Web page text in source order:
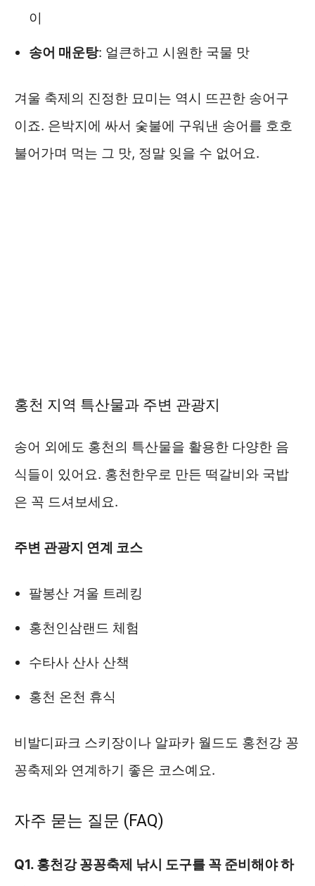
이
송어 매운탕: 얼큰하고 시원한 국물 맛
겨울 축제의 진정한 묘미는 역시 뜨끈한 송어구
이죠. 은박지에 싸서 숯불에 구워낸 송어를 호호
불어가며 먹는 그 맛, 정말 잊을 수 없어요.
홍천 지역 특산물과 주변 관광지
송어 외에도 홍천의 특산물을 활용한 다양한 음
식들이 있어요. 홍천한우로 만든 떡갈비와 국밥
은 꼭 드셔보세요.
주변 관광지 연계 코스
팔봉산 겨울 트레킹
홍천인삼랜드 체험
수타사 산사 산책
홍천 온천 휴식
비발디파크 스키장이나 알파카 월드도 홍천강 꽁
꽁축제와 연계하기 좋은 코스예요.
자주 묻는 질문 (FAQ)
Q1. 홍천강 꽁꽁축제 낚시 도구를 꼭 준비해야 하